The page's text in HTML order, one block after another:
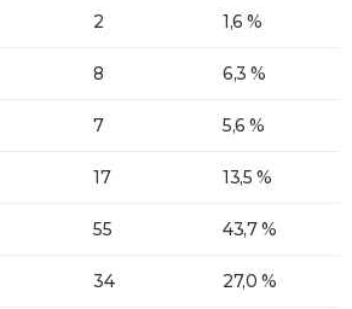
2 1,6 %
8 6,3 %
7 5,6 %
17 13,5 %
55 43,7 %
34 27,0 %